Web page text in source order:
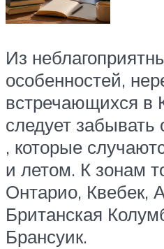
Из
особенностей,
встречающихся в
следует забывать
, которые
и летом. К зонам
Онтарио, Квебек,
Британская
Брансуик.